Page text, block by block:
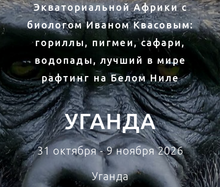
Экваториальной Африки c
биологом Иваном Квасовым:
гориллы, пигмеи, сафари,
водопады, лучший в мире
рафтинг на Белом Ниле
УГАНДА
31 октября - 9 ноября 2026
Уганда